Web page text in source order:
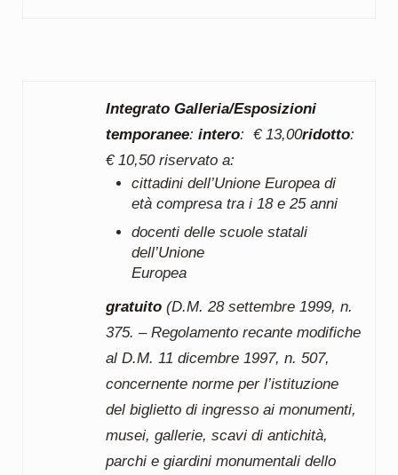
Integrato Galleria/Esposizioni
temporanee: intero: € 13,00ridotto:
€ 10,50 riservato a:
cittadini dell’Unione Europea di
età compresa tra i 18 e 25 anni
docenti delle scuole statali
dell’Unione
Europea
gratuito(D.M. 28 settembre 1999, n.
375. – Regolamento recante modifiche
al D.M. 11 dicembre 1997, n. 507,
concernente norme per l’istituzione
del biglietto di ingresso ai monumenti,
musei, gallerie, scavi di antichità,
parchi e giardini monumentali dello